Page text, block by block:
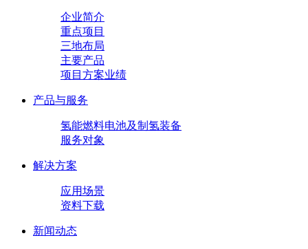
企业简介
重点项目
三地布局
主要产品
项目方案业绩
产品与服务
氢能燃料电池及制氢装备
服务对象
解决方案
应用场景
资料下载
新闻动态